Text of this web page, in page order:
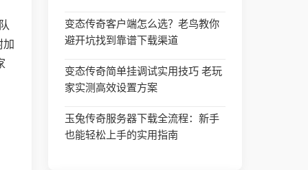
加
变态传奇客户端怎么选？老鸟教你
避开坑找到靠谱下载渠道
变态传奇简单挂调试实用技巧 老玩
家实测高效设置方案
玉兔传奇服务器下载全流程：新手
也能轻松上手的实用指南